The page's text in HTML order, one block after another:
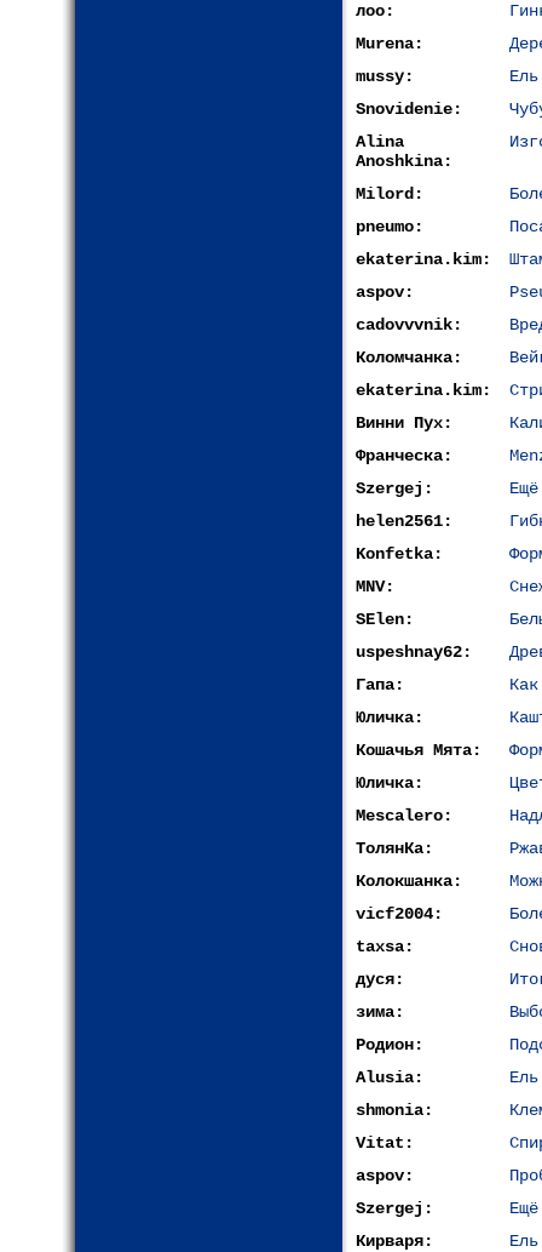
лоо:
Murena:
mussy:
Snovidenie:
Alina
Anoshkina:
Milord:
pneumo:
ekaterina.kim:
aspov:
cadovvvnik:
Коломчанка:
ekaterina.kim:
Винни Пух:
Франческа:
Szergej:
helen2561:
Konfetka:
MNV:
SElen:
uspeshnay62:
Гапа:
Юличка:
Кошачья Мята:
Юличка:
Mescalero:
ТолянКа:
Колокшанка:
vicf2004:
taxsa:
дуся:
зима:
Родион:
Alusia:
shmonia:
Vitat:
aspov:
Szergej:
Кирваря: